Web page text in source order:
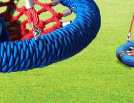
Przeplotnie płaskie
Mosty-trapy
Tunele Linowe